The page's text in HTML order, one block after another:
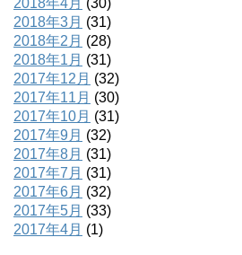
2018年3月 (31)
2018年2月 (28)
2018年1月 (31)
2017年12月 (32)
2017年11月 (30)
2017年10月 (31)
2017年9月 (32)
2017年8月 (31)
2017年7月 (31)
2017年6月 (32)
2017年5月 (33)
2017年4月 (1)